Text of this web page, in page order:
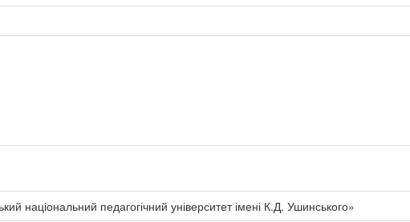
національний педагогічний університет імені К.Д. Ушинського»